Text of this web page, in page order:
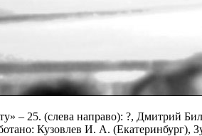
– 25. (слева направо): ?, Дмитрий
Кузовлев И. А.